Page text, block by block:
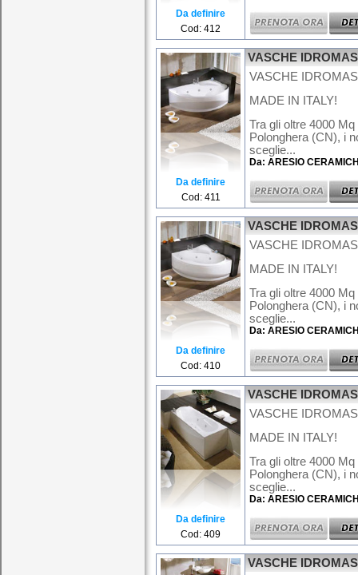
Da definire
Cod: 412
Da definire
Cod: 411
VASCHE
VASCHE
MADE IN ITALY!
Tra gli oltre 4000
Polonghera (CN), i
sceglie...
Da: ARESIO
Da definire
Cod: 410
VASCHE
VASCHE
MADE IN ITALY!
Tra gli oltre 4000
Polonghera (CN), i
sceglie...
Da: ARESIO
Da definire
Cod: 409
VASCHE
VASCHE
MADE IN ITALY!
Tra gli oltre 4000
Polonghera (CN), i
sceglie...
Da: ARESIO
VASCHE